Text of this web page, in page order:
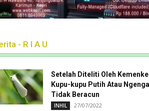
- R I A U
Setelah Diteliti Oleh
Kupu-kupu Putih Atau
Tidak Beracun
INHIL 27/07/2022